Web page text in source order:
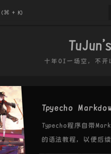
十年OI一场空，不
Tpyecho
Typecho程序自带
的语法教程，以便后